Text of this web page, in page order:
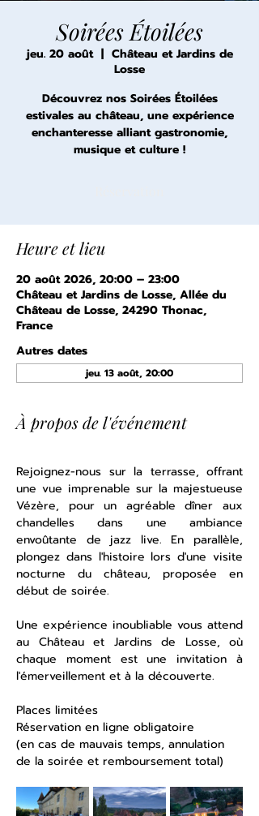
Soirées Étoilées
jeu. 20 août
  |
Château et Jardins de
Losse
Découvrez nos Soirées Étoilées
estivales au château, une expérience
enchanteresse alliant gastronomie,
musique et culture !
Heure et lieu
20 août 2026, 20:00 – 23:00
Château et Jardins de Losse, Allée du
Château de Losse, 24290 Thonac,
France
Autres dates
jeu. 13 août, 20:00
À propos de l'événement
Rejoignez-nous sur la terrasse, offrant
une vue imprenable sur la majestueuse
Vézère, pour un agréable dîner aux
chandelles dans une ambiance
envoûtante de jazz live. En parallèle,
plongez dans l'histoire lors d'une visite
nocturne du château, proposée en
début de soirée.
Une expérience inoubliable vous attend
au Château et Jardins de Losse, où
chaque moment est une invitation à
l'émerveillement et à la découverte.
Places limitées
Réservation en ligne obligatoire
(en cas de mauvais temps, annulation
de la soirée et remboursement total)